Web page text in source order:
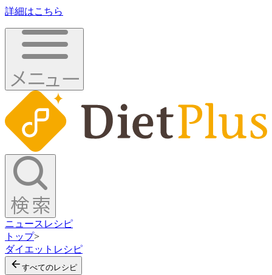
詳細はこちら
ニュース レシピ
トップ>
ダイエットレシピ
すべてのレシピ